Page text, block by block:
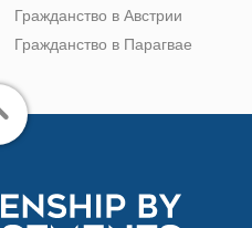
Гражданство в Австрии
Гражданство в Парагвае